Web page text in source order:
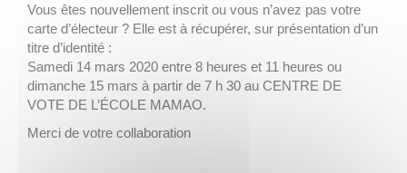
Vous êtes nouvellement inscrit ou vous n’avez pas votre
carte d’électeur ? Elle est à récupérer, sur présentation d’un
titre d’identité :
Samedi 14 mars 2020 entre 8 heures et 11 heures ou
dimanche 15 mars à partir de 7 h 30 au CENTRE DE
VOTE DE L’ÉCOLE MAMAO.
Merci de votre collaboration